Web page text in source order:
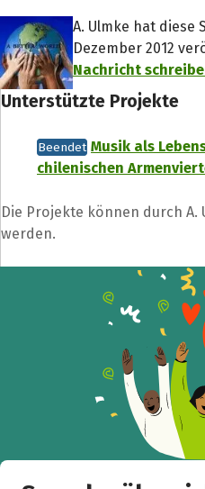
A. Ulmke hat diese
Dezember 2012
Nachricht
Unterstützte Projekte
Beendet Musik als
chilenischen
Die Projekte können durch A.
werden.